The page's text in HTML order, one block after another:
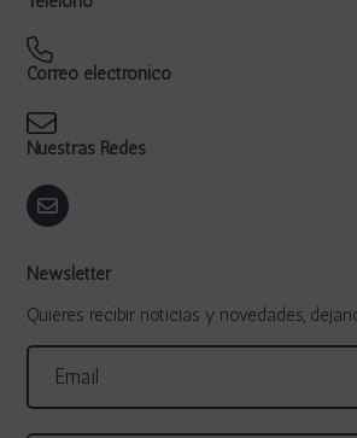
Correo electrónico
Nuestras Redes
Newsletter
Quieres recibir noticias y novedades,